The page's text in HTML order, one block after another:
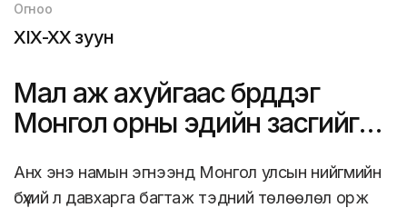
Огноо
XIX-XX зуун
Мал аж ахуйгаас бүрддэг
Монгол орны эдийн засгийг
Анх энэ намын эгнээнд Монгол улсын нийгмийн
бүхий л давхарга багтаж тэдний төлөөлөл орж